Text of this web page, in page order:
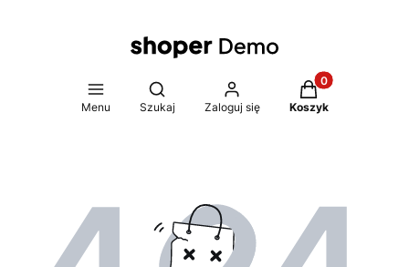
Menu
Otwórz wyszukiwarkę
Szukaj Zaloguj się
Produkty w
Koszyk